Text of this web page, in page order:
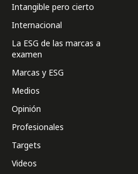
Intangible pero cierto
Internacional
La ESG de las marcas a
examen
Marcas y ESG
Medios
Opinión
Profesionales
Targets
Videos